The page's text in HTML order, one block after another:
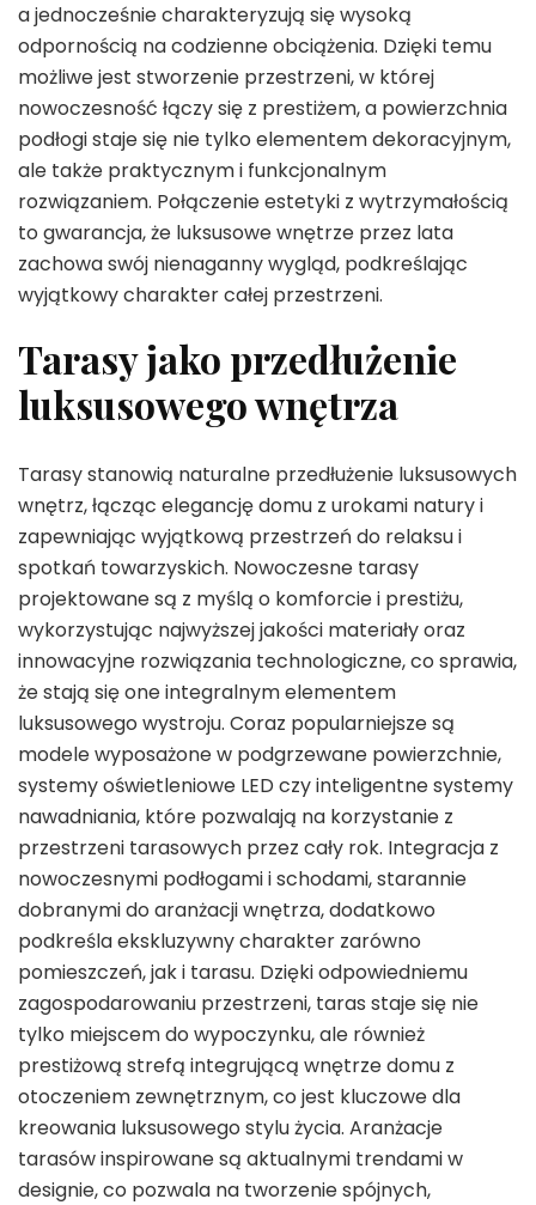
a jednocześnie charakteryzują się wysoką
odpornością na codzienne obciążenia. Dzięki temu
możliwe jest stworzenie przestrzeni, w której
nowoczesność łączy się z prestiżem, a powierzchnia
podłogi staje się nie tylko elementem dekoracyjnym,
ale także praktycznym i funkcjonalnym
rozwiązaniem. Połączenie estetyki z wytrzymałością
to gwarancja, że luksusowe wnętrze przez lata
zachowa swój nienaganny wygląd, podkreślając
wyjątkowy charakter całej przestrzeni.
Tarasy jako przedłużenie
luksusowego wnętrza
Tarasy stanowią naturalne przedłużenie luksusowych
wnętrz, łącząc elegancję domu z urokami natury i
zapewniając wyjątkową przestrzeń do relaksu i
spotkań towarzyskich. Nowoczesne tarasy
projektowane są z myślą o komforcie i prestiżu,
wykorzystując najwyższej jakości materiały oraz
innowacyjne rozwiązania technologiczne, co sprawia,
że stają się one integralnym elementem
luksusowego wystroju. Coraz popularniejsze są
modele wyposażone w podgrzewane powierzchnie,
systemy oświetleniowe LED czy inteligentne systemy
nawadniania, które pozwalają na korzystanie z
przestrzeni tarasowych przez cały rok. Integracja z
nowoczesnymi podłogami i schodami, starannie
dobranymi do aranżacji wnętrza, dodatkowo
podkreśla ekskluzywny charakter zarówno
pomieszczeń, jak i tarasu. Dzięki odpowiedniemu
zagospodarowaniu przestrzeni, taras staje się nie
tylko miejscem do wypoczynku, ale również
prestiżową strefą integrującą wnętrze domu z
otoczeniem zewnętrznym, co jest kluczowe dla
kreowania luksusowego stylu życia. Aranżacje
tarasów inspirowane są aktualnymi trendami w
designie, co pozwala na tworzenie spójnych,